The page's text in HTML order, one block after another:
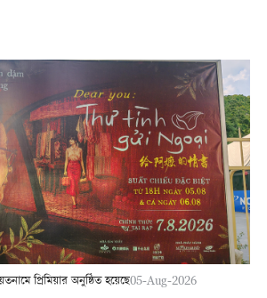
প্রিমিয়ার অনুষ্ঠিত হয়েছে05-Aug-2026